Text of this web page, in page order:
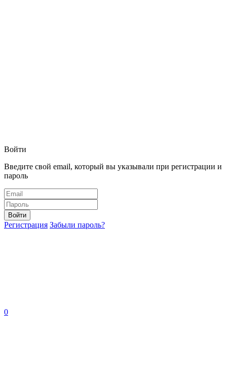
Войти
Введите свой email, который вы указывали при регистрации и
пароль
Войти
Регистрация Забыли пароль?
0